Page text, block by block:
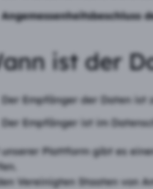
Angemessenheitsbeschluss
ist der
Der Empfänger der Daten ist
Der Empfänger ist im
Plattform gibt es
Vereinigten Staaten von